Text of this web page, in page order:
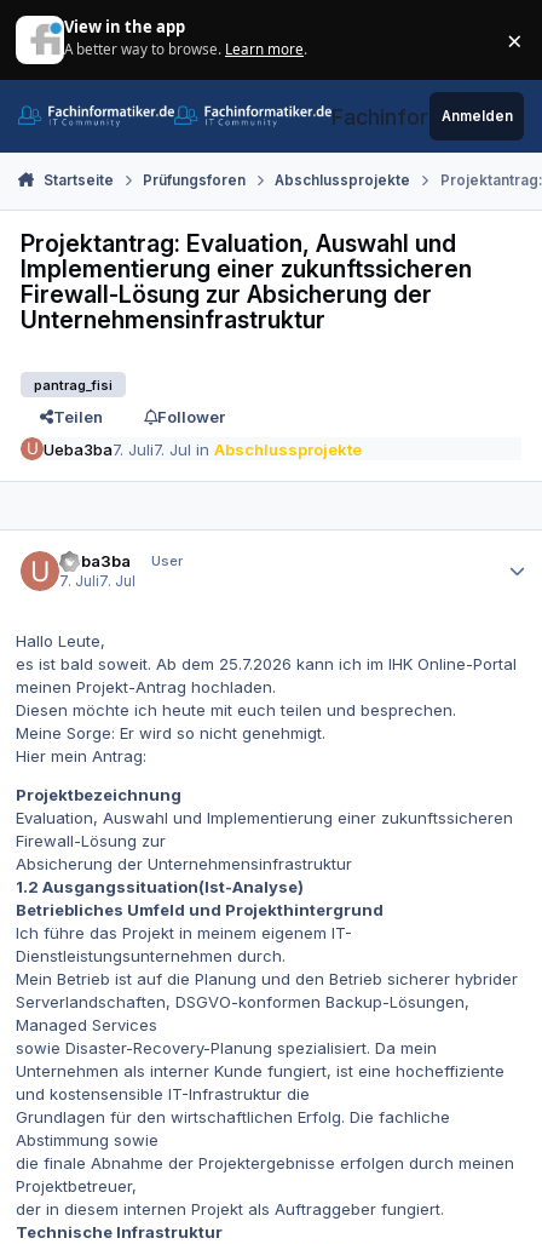
View in the app
A better way to browse. Learn more. ×
Fachinformatiker.de
Anmelden
Startseite Prüfungsforen Abschlussprojekte
Projektantrag: Evaluation, Auswahl und
Implementierung einer zukunftssicheren
Firewall-Lösung zur Absicherung der
Unternehmensinfrastruktur
pantrag_fisi
Teilen
Follower
Ueba3ba7. Juli7. Jul inAbschlussprojekte
Ueba3ba
User
7. Juli7. Jul
Hallo Leute,
es ist bald soweit. Ab dem 25.7.2026 kann ich im IHK Online-Portal
meinen Projekt-Antrag hochladen.
Diesen möchte ich heute mit euch teilen und besprechen.
Meine Sorge: Er wird so nicht genehmigt.
Hier mein Antrag:
Projektbezeichnung
Evaluation, Auswahl und Implementierung einer zukunftssicheren
Firewall-Lösung zur
Absicherung der Unternehmensinfrastruktur
1.2 Ausgangssituation(Ist-Analyse)
Betriebliches Umfeld und Projekthintergrund
Ich führe das Projekt in meinem eigenem IT-
Dienstleistungsunternehmen durch.
Mein Betrieb ist auf die Planung und den Betrieb sicherer hybrider
Serverlandschaften, DSGVO-konformen Backup-Lösungen,
Managed Services
sowie Disaster-Recovery-Planung spezialisiert. Da mein
Unternehmen als interner Kunde fungiert, ist eine hocheffiziente
und kostensensible IT-Infrastruktur die
Grundlagen für den wirtschaftlichen Erfolg. Die fachliche
Abstimmung sowie
die finale Abnahme der Projektergebnisse erfolgen durch meinen
Projektbetreuer,
der in diesem internen Projekt als Auftraggeber fungiert.
Technische Infrastruktur